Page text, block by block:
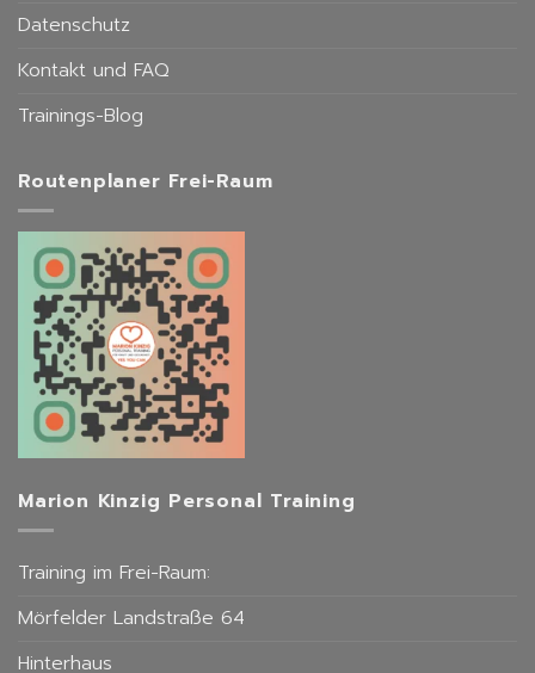
Datenschutz
Kontakt und FAQ
Trainings-Blog
Routenplaner Frei-Raum
Marion Kinzig Personal Training
Training im Frei-Raum:
Mörfelder Landstraße 64
Hinterhaus